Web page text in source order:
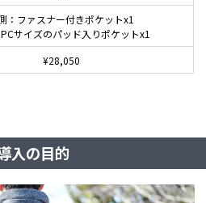
：ファスナー付きポケットx1
サイズのパッド入りポケットx1
¥28,050
入の目的